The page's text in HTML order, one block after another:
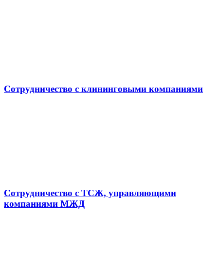
Сотрудничество с клининговыми компаниями
Сотрудничество с ТСЖ, управляющими
компаниями МЖД